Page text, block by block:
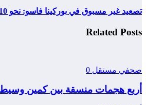
تصعيد غير مسبوق في بوركينا فاسو: نحو 10 هجمات خلال 72 ساعة وأكثر من 230 قتيلاً
Related Posts
صحفي مستقل 0
أربع هجمات منسقة بين كمين